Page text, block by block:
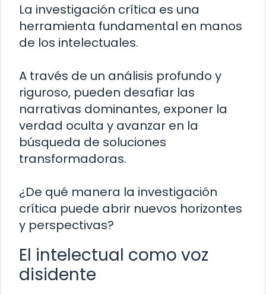
La investigación crítica es una
herramienta fundamental en manos
de los intelectuales.
A través de un análisis profundo y
riguroso, pueden desafiar las
narrativas dominantes, exponer la
verdad oculta y avanzar en la
búsqueda de soluciones
transformadoras.
¿De qué manera la investigación
crítica puede abrir nuevos horizontes
y perspectivas?
El intelectual como voz
disidente